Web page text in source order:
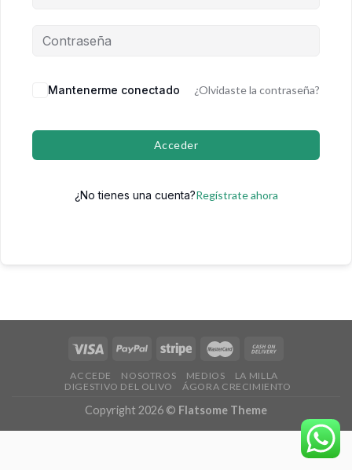
Mantenerme conectado ¿Olvidaste la contraseña?
Acceder
¿No tienes una cuenta?Regístrate ahora
ACCEDE NOSOTROS MEDIOS
LA MILLA
DIGESTIVO DEL OLIVO
ÁGORA CRECIMIENTO
Copyright 2026 © Flatsome Theme